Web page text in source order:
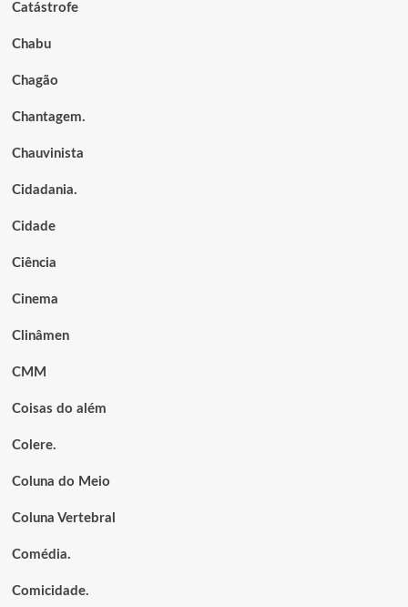
Catástrofe
Chabu
Chagão
Chantagem.
Chauvinista
Cidadania.
Cidade
Ciência
Cinema
Clinâmen
CMM
Coisas do além
Colere.
Coluna do Meio
Coluna Vertebral
Comédia.
Comicidade.